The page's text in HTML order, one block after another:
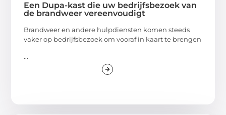
Een Dupa-kast die uw bedrijfsbezoek van
de brandweer vereenvoudigt
Brandweer en andere hulpdiensten komen steeds
vaker op bedrijfsbezoek om vooraf in kaart te brengen
...